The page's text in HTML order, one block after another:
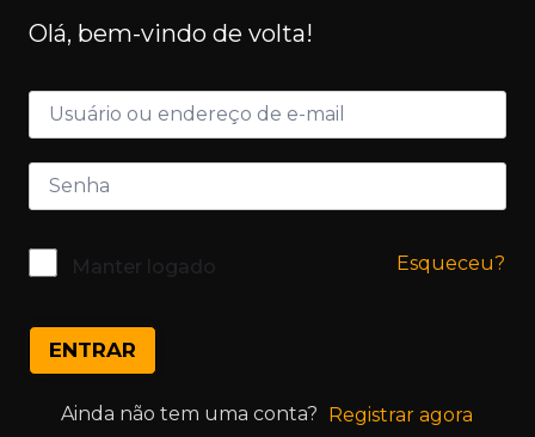
Olá, bem-vindo de volta!
Manter logado Esqueceu?
ENTRAR
Ainda não tem uma conta? Registrar agora